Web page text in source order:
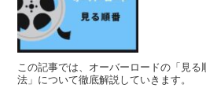
この記事では、オーバーロードの「見
法」について徹底解説していきます。